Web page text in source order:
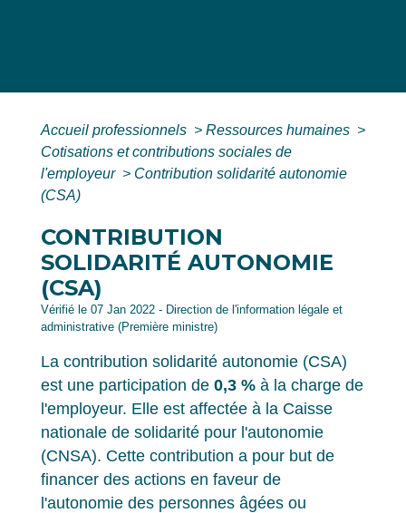
Accueil professionnels > Ressources humaines >
Cotisations et contributions sociales de
l'employeur > Contribution solidarité autonomie
(CSA)
CONTRIBUTION
SOLIDARITÉ AUTONOMIE
(CSA)
Vérifié le 07 Jan 2022 - Direction de l'information légale et
administrative (Première ministre)
La contribution solidarité autonomie (CSA)
est une participation de 0,3 % à la charge de
l'employeur. Elle est affectée à la Caisse
nationale de solidarité pour l'autonomie
(CNSA). Cette contribution a pour but de
financer des actions en faveur de
l'autonomie des personnes âgées ou